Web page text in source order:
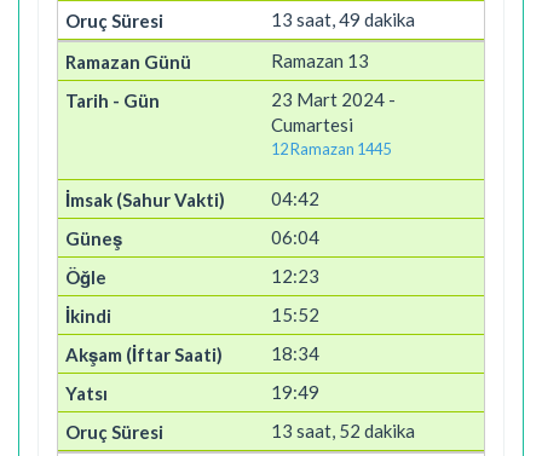
13 saat, 49 dakika
Ramazan 13
23 Mart 2024 -
Cumartesi
12 Ramazan 1445
04:42
06:04
12:23
15:52
18:34
19:49
13 saat, 52 dakika